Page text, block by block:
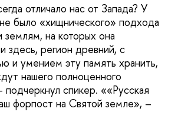
отличало нас от Запада? У
было «хищнического» подхода
на которых она
здесь, регион древний, с
и умением эту память хранить,
нашего полноценного
подчеркнул спикер. ««Русская
форпост на Святой земле», –